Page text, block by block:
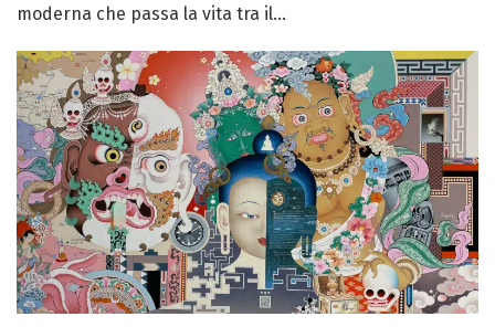
moderna che passa la vita tra il...